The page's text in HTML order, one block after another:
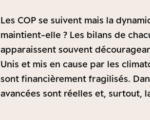
Les COP se suivent mais la
maintient-elle ? Les bilans de
apparaissent souvent
Unis et mis en cause par les
sont financièrement fragilisés.
avancées sont réelles et, surtout,